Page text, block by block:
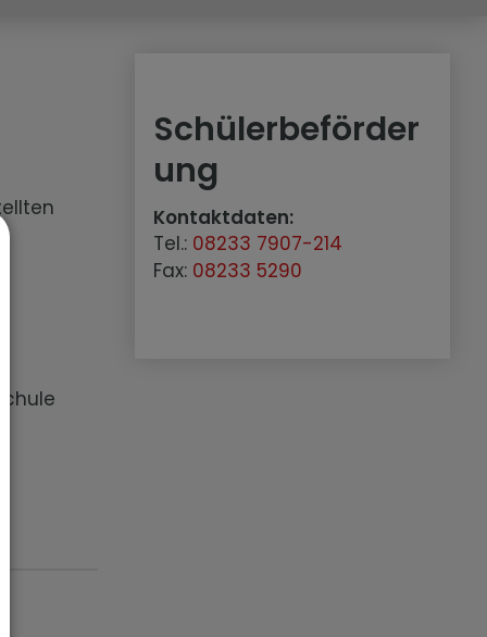
Schülerbeförder
ung
Kontaktdaten:
Tel.: 08233 7907-214
Fax: 08233 5290